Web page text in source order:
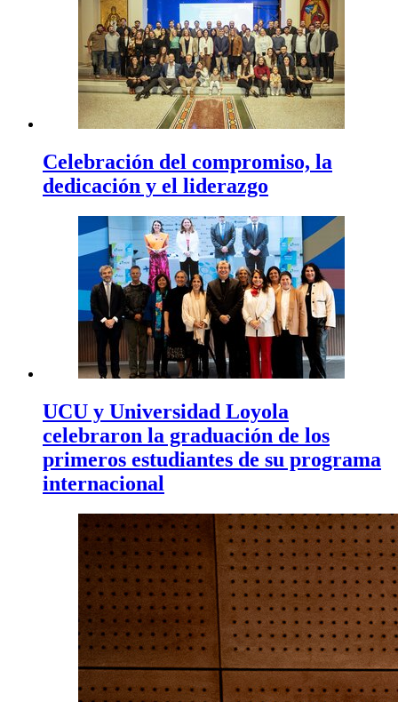
Celebración del compromiso, la
dedicación y el liderazgo
UCU y Universidad Loyola
celebraron la graduación de los
primeros estudiantes de su programa
internacional